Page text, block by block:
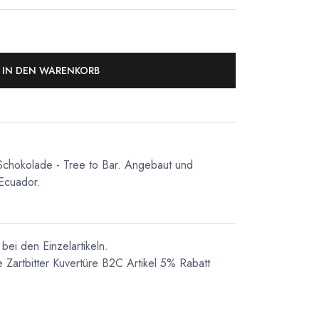
IN DEN WARENKORB
- Tree to Bar. Angebaut und
den Einzelartikeln.
Zartbitter Kuvertüre B2C Artikel 5% Rabatt